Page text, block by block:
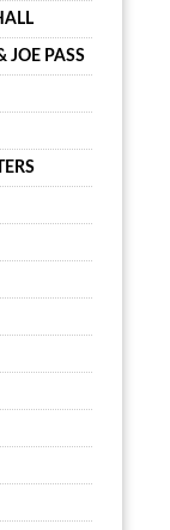
JOE PASS